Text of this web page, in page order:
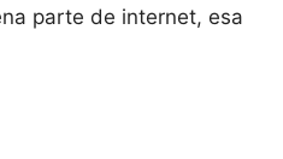
parte de internet, esa